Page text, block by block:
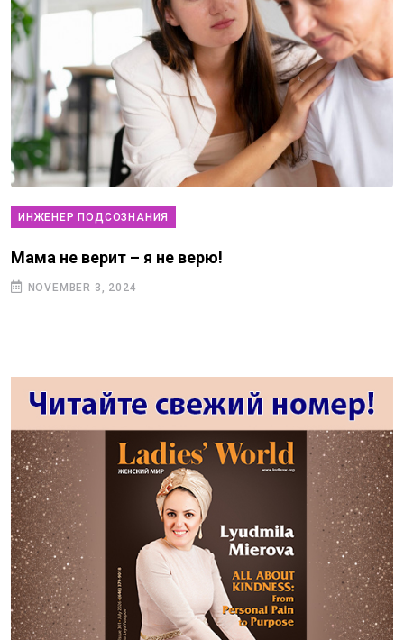
ИНЖЕНЕР ПОДСОЗНАНИЯ
Мама не верит – я не верю!
NOVEMBER 3, 2024